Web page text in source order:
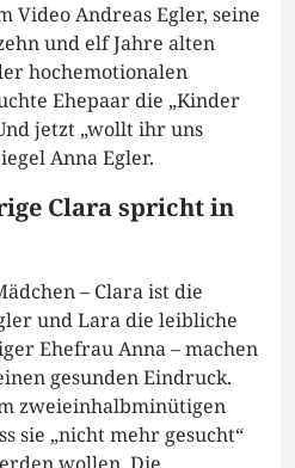
Video Andreas Egler, seine
und elf Jahre alten
hochemotionalen
Ehepaar die „Kinder
jetzt „wollt ihr uns
Anna Egler.
Clara spricht in
– Clara ist die
und Lara die leibliche
Ehefrau Anna – machen
gesunden Eindruck.
zweieinhalbminütigen
sie „nicht mehr gesucht“